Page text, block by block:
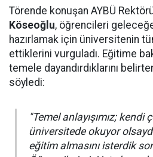
Törende konuşan AYBÜ
Köseoğlu, öğrencileri
hazırlamak için üniversitenin
ettiklerini vurguladı. Eğitime
temele dayandırdıklarını
söyledi:
"Temel anlayışımız;
üniversitede okuyor
eğitim almasını isterdik